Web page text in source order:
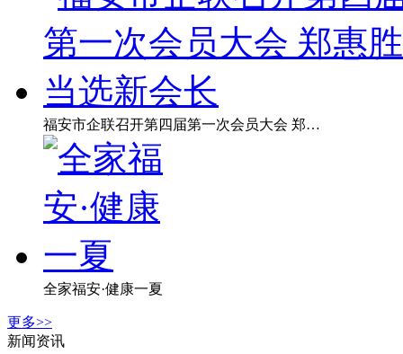
福安市企联召开第四届第一次会员大会 郑…
全家福安·健康一夏
更多>>
新闻资讯